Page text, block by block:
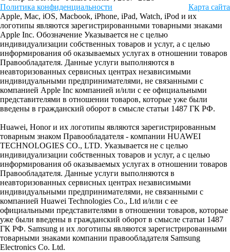
Политика конфиденциальности
Карта сайта
Apple, Mac, iOS, Macbook, iPhone, iPad, Watch, iPod и их
логотипы являются зарегистрированными товарными знаками
Apple Inc. Обозначение Указывается не с целью
индивидуализации собственных товаров и услуг, а с целью
информирования об оказываемых услугах в отношении товаров
Правообладателя. Данные услуги выполняются в
неавторизованных сервисных центрах независимыми
индивидуальными предпринимателями, не связанными с
компанией Apple Inc компанией и/или с ее официальными
представителями в отношении товаров, которые уже были
введены в гражданский оборот в смысле статьи 1487 ГК РФ.
Huawei, Honor и их логотипы являются зарегистрированным
товарным знаком Правообладателя - компании HUAWEI
TECHNOLOGIES CO., LTD. Указывается не с целью
индивидуализации собственных товаров и услуг, а с целью
информирования об оказываемых услугах в отношении товаров
Правообладателя. Данные услуги выполняются в
неавторизованных сервисных центрах независимыми
индивидуальными предпринимателями, не связанными с
компанией Huawei Technologies Co., Ltd и/или с ее
официальными представителями в отношении товаров, которые
уже были введены в гражданский оборот в смысле статьи 1487
ГК РФ. Samsung и их логотипы являются зарегистрированными
товарными знаками компании правообладателя Samsung
Electronics Co. Ltd.